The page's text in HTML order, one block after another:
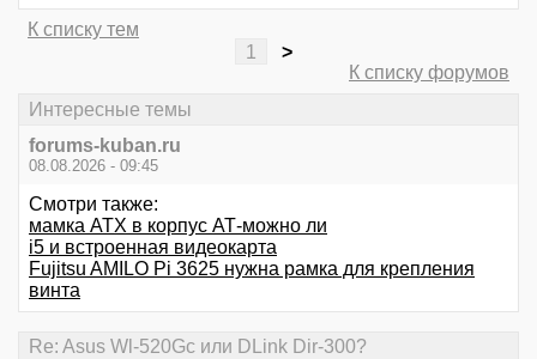
К списку тем
1
>
К списку форумов
Интересные темы
forums-kuban.ru
08.08.2026 - 09:45
Смотри также:
мамка АТХ в корпус АТ-можно ли
i5 и встроенная видеокарта
Fujitsu AMILO Pi 3625 нужна рамка для крепления
винта
Re: Asus Wl-520Gc или DLink Dir-300?